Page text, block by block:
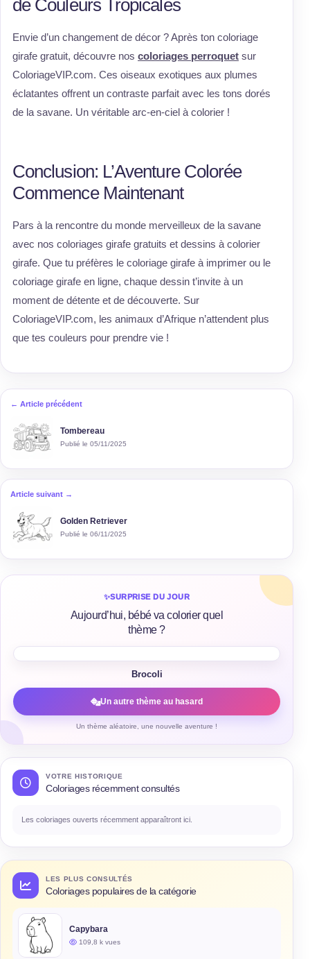
de Couleurs Tropicales
Envie d’un changement de décor ? Après ton coloriage
girafe gratuit, découvre nos coloriages perroquet sur
ColoriageVIP.com. Ces oiseaux exotiques aux plumes
éclatantes offrent un contraste parfait avec les tons dorés
de la savane. Un véritable arc-en-ciel à colorier !
Conclusion: L’Aventure Colorée
Commence Maintenant
Pars à la rencontre du monde merveilleux de la savane
avec nos coloriages girafe gratuits et dessins à colorier
girafe. Que tu préfères le coloriage girafe à imprimer ou le
coloriage girafe en ligne, chaque dessin t’invite à un
moment de détente et de découverte. Sur
ColoriageVIP.com, les animaux d’Afrique n’attendent plus
que tes couleurs pour prendre vie !
← Article précédent
Tombereau
Publié le 05/11/2025
Article suivant →
Golden Retriever
Publié le 06/11/2025
✨SURPRISE DU JOUR
Aujourd’hui, bébé va colorier quel
thème ?
Brocoli
Un autre thème au hasard
Un thème aléatoire, une nouvelle aventure !
VOTRE HISTORIQUE
Coloriages récemment consultés
Les coloriages ouverts récemment apparaîtront ici.
LES PLUS CONSULTÉS
Coloriages populaires de la catégorie
Capybara
109,8 k vues